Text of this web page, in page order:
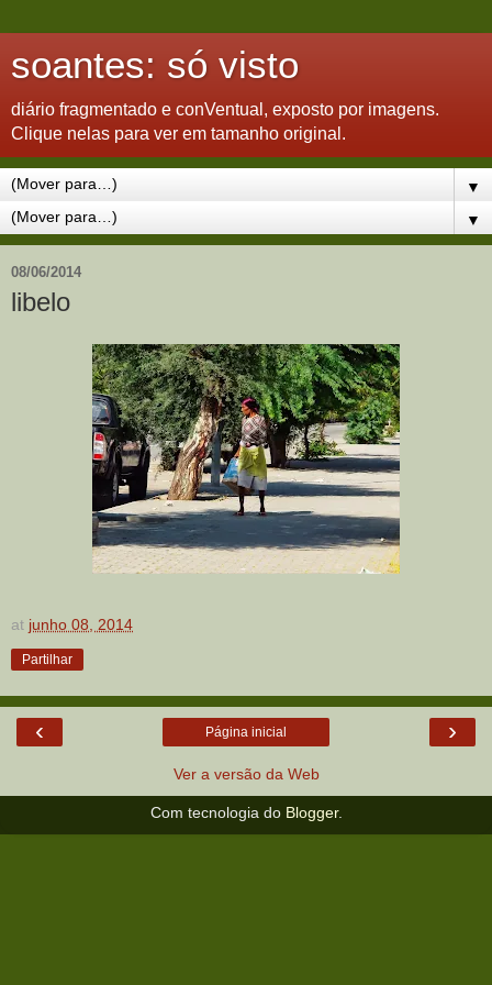
soantes: só visto
diário fragmentado e conVentual, exposto por imagens.
Clique nelas para ver em tamanho original.
▼
▼
08/06/2014
libelo
at junho 08, 2014
Partilhar
‹ ›
Página inicial
Ver a versão da Web
Com tecnologia do Blogger.